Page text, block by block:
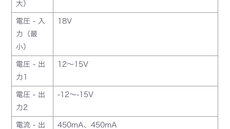
大）
電圧 - 入
力（最
小）
18V
電圧 - 出
力1
12～15V
電圧 - 出
力2
-12～-15V
電流 - 出
450mA、450mA